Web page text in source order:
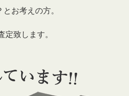
お考えの方。
致します。